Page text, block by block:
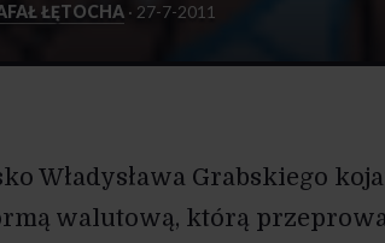
ŁĘTOCHA · 27-7-2011
Władysława Grabskiego
walutową, którą